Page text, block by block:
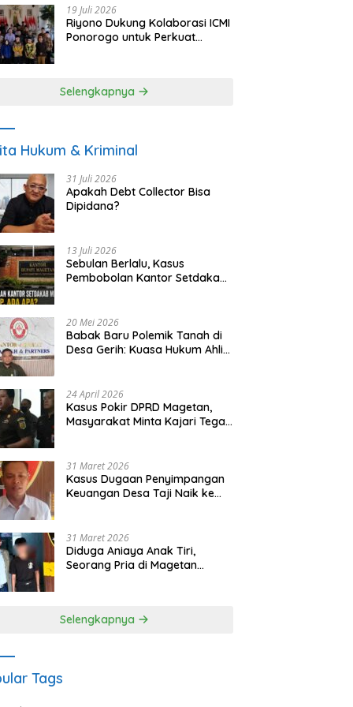
19 Juli 2026
Riyono Dukung Kolaborasi ICMI
Ponorogo untuk Perkuat
Selengkapnya
Hukum & Kriminal
31 Juli 2026
Apakah Debt Collector Bisa
Dipidana?
13 Juli 2026
Sebulan Berlalu, Kasus
Pembobolan Kantor Setdakab
20 Mei 2026
Babak Baru Polemik Tanah di
Desa Gerih: Kuasa Hukum Ahli
24 April 2026
Kasus Pokir DPRD Magetan,
Masyarakat Minta Kajari Tegak
31 Maret 2026
Kasus Dugaan Penyimpangan
Keuangan Desa Taji Naik ke
31 Maret 2026
Diduga Aniaya Anak Tiri,
Seorang Pria di Magetan
Selengkapnya
Tags